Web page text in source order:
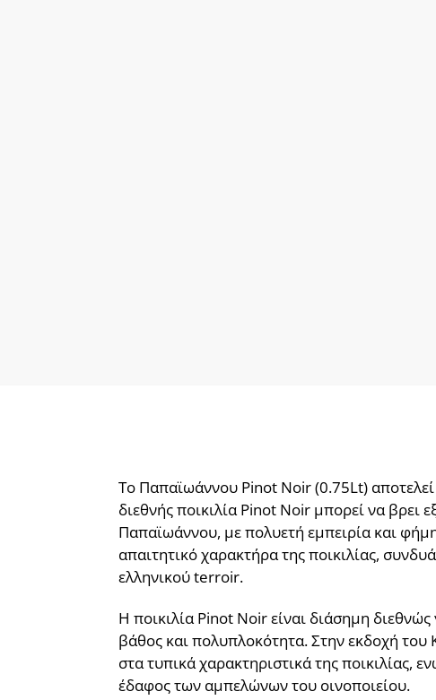
Το Παπαϊωάννου Pinot Noir (0.75Lt)
διεθνής ποικιλία Pinot Noir μπορεί να βρει
Παπαϊωάννου, με πολυετή εμπειρία και
απαιτητικό χαρακτήρα της ποικιλίας,
ελληνικού terroir.
Η ποικιλία Pinot Noir είναι διάσημη διεθνώς
βάθος και πολυπλοκότητα. Στην εκδοχή
στα τυπικά χαρακτηριστικά της ποικιλίας,
έδαφος των αμπελώνων του οινοποιείου.